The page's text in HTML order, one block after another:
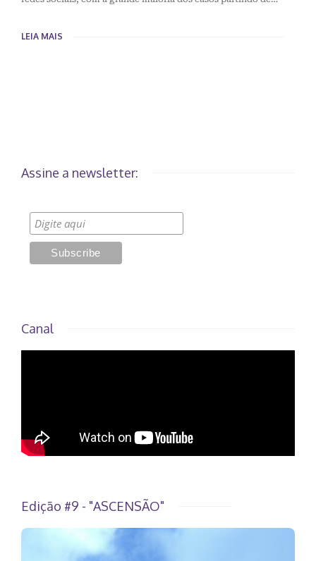
LEIA MAIS
Assine a newsletter:
Canal
Edição #9 - "ASCENSÃO"